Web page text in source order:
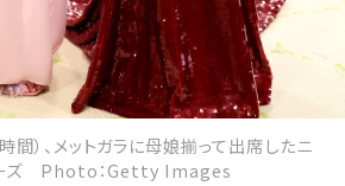
間）、メットガラに母娘揃って出席したニ
ーズ Photo：Getty Images